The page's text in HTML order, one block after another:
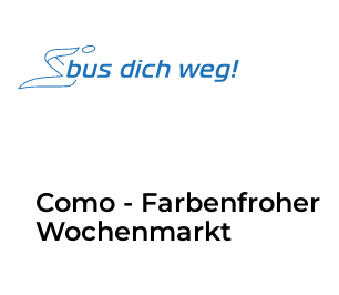
Highlights
Service
Como - Farbenfroher
Wochenmarkt